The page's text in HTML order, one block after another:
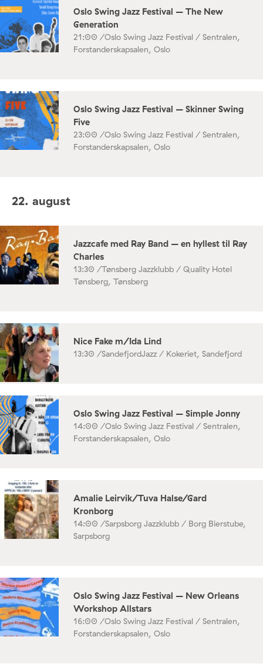
Oslo Swing Jazz Festival – The New
Generation
21:00 /Oslo Swing Jazz Festival / Sentralen,
Forstanderskapsalen, Oslo
Oslo Swing Jazz Festival – Skinner Swing
Five
23:00 /Oslo Swing Jazz Festival / Sentralen,
Forstanderskapsalen, Oslo
22. august
Jazzcafe med Ray Band – en hyllest til Ray
Charles
13:30 /Tønsberg Jazzklubb / Quality Hotel
Tønsberg, Tønsberg
Nice Fake m/Ida Lind
13:30 /SandefjordJazz / Kokeriet, Sandefjord
Oslo Swing Jazz Festival – Simple Jonny
14:00 /Oslo Swing Jazz Festival / Sentralen,
Forstanderskapsalen, Oslo
Amalie Leirvik/Tuva Halse/Gard
Kronborg
14:00 /Sarpsborg Jazzklubb / Borg Bierstube,
Sarpsborg
Oslo Swing Jazz Festival – New Orleans
Workshop Allstars
16:00 /Oslo Swing Jazz Festival / Sentralen,
Forstanderskapsalen, Oslo